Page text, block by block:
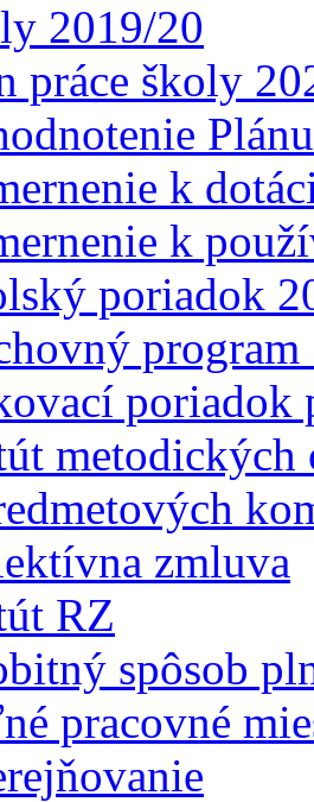
2019/20
práce školy
k
k
poriadok
poriadok
zmluva
RZ
spôsob
pracovné